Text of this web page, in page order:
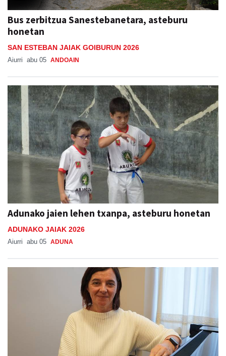
Bus zerbitzua Sanestebanetara, asteburu
honetan
SAN ESTEBAN JAIAK GOIBURUN 2026
Aiurri abu 05 ANDOAIN
Adunako jaien lehen txanpa, asteburu honetan
ADUNAKO JAIAK 2026
Aiurri abu 05 ADUNA